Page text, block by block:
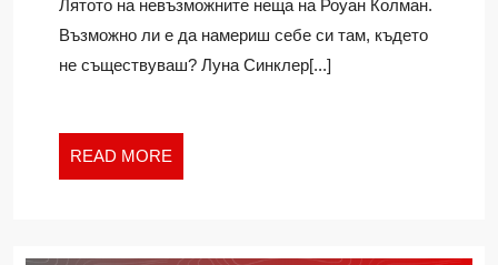
Лятото на невъзможните неща на Роуан Колман.
Възможно ли е да намериш себе си там, където
не съществуваш? Луна Синклер[...]
READ MORE
MORE